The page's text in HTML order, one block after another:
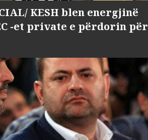
KESH blen energjinë
-et private e përdorin për